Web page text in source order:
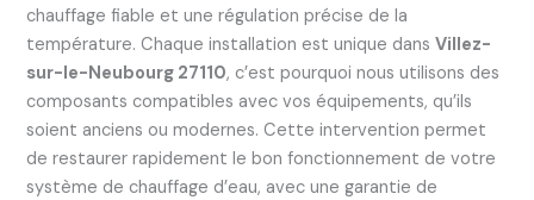
chauffage fiable et une régulation précise de la
température. Chaque installation est unique dans Villez-
sur-le-Neubourg 27110, c’est pourquoi nous utilisons des
composants compatibles avec vos équipements, qu’ils
soient anciens ou modernes. Cette intervention permet
de restaurer rapidement le bon fonctionnement de votre
système de chauffage d’eau, avec une garantie de